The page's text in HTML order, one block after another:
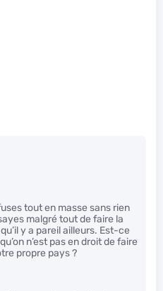
tout en masse sans rien
malgré tout de faire la
y a pareil ailleurs. Est-ce
n’est pas en droit de faire
propre pays ?